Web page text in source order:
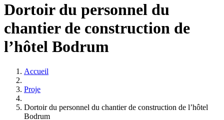
Dortoir du personnel du
chantier de construction de
l’hôtel Bodrum
Accueil
Proje
Dortoir du personnel du chantier de construction de l’hôtel
Bodrum